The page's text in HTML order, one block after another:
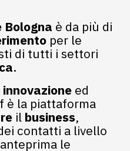
Bologna è da più di
per le
di tutti i settori
.
innovazione ed
è la piattaforma
il business,
contatti a livello
le